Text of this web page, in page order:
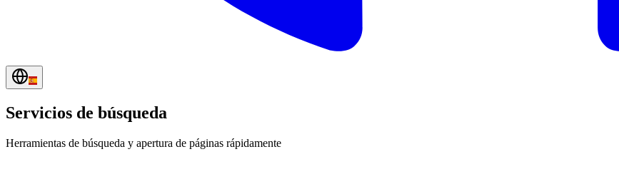
Servicios de búsqueda
Herramientas de búsqueda y apertura de páginas rápidamente